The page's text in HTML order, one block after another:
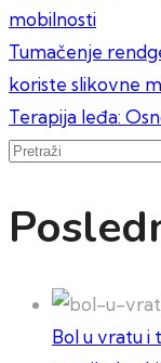
mobilnosti
članka
Tumačenje
koriste slikovne
Terapija leđa:
Pretraži
Bol u vratu i